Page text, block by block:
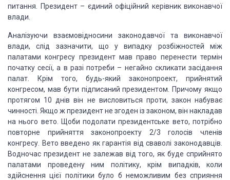
питання. Президент – єдиний офіційний керівник виконавчої
влади.
Аналізуючи взаємовідносини законодавчої та виконавчої
влади, слід зазначити, що у випадку розбіжностей між
палатами конгре­су президент мав право перенести термін
початку сесії, а в разі потреби – негайно скликати засідання
палат. Крім того, будь-який законопроект, прийнятий
конгресом, мав бути підписаний прези­дентом. Причому якщо
протягом 10 днів він не висловиться проти, закон набуває
чинності. Якщо ж президент не згоден із законом, він накладав
на нього вето. Щоби подолати президентське вето, потрібно
повторне прийняття законопроекту 2/3 голосів членів
конгресу. Вето введено якгарантія від сваволі законодавців.
Водно­час президент не залежав від того, як буде сприйнято
палатами проведену ним політику, крім випадків, коли
здійснення цієї полі­тики було б неможливим без сприяння